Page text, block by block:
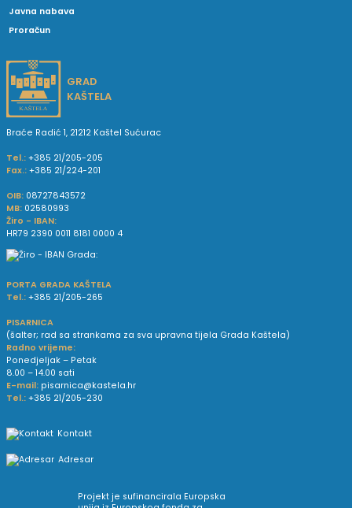
Javna nabava
Proračun
GRAD
KAŠTELA
Braće Radić 1, 21212 Kaštel Sućurac
Tel.: +385 21/205-205
Fax.: +385 21/224-201
OIB: 08727843572
MB: 02580993
Žiro - IBAN:
HR79 2390 0011 8181 0000 4
PORTA GRADA KAŠTELA
Tel.: +385 21/205-265
PISARNICA
(šalter; rad sa strankama za sva upravna tijela Grada Kaštela)
Radno vrijeme:
Ponedjeljak – Petak
8.00 – 14.00 sati
E-mail: pisarnica@kastela.hr
Tel.: +385 21/205-230
Kontakt
Adresar
Projekt je sufinancirala Europska